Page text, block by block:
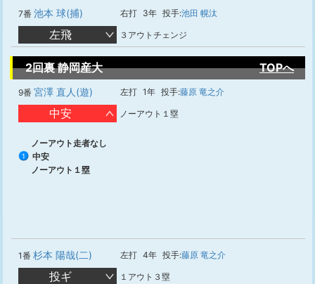
7番 池本 球(捕) 右打 3年 投手:池田 幌汰
左飛 ３アウトチェンジ
2回裏 静岡産大 TOPへ
9番 宮澤 直人(遊) 左打 1年 投手:藤原 竜之介
中安 ノーアウト１塁
ノーアウト走者なし
1
中安
ノーアウト１塁
1番 杉本 陽哉(二) 左打 4年 投手:藤原 竜之介
投ギ １アウト３塁